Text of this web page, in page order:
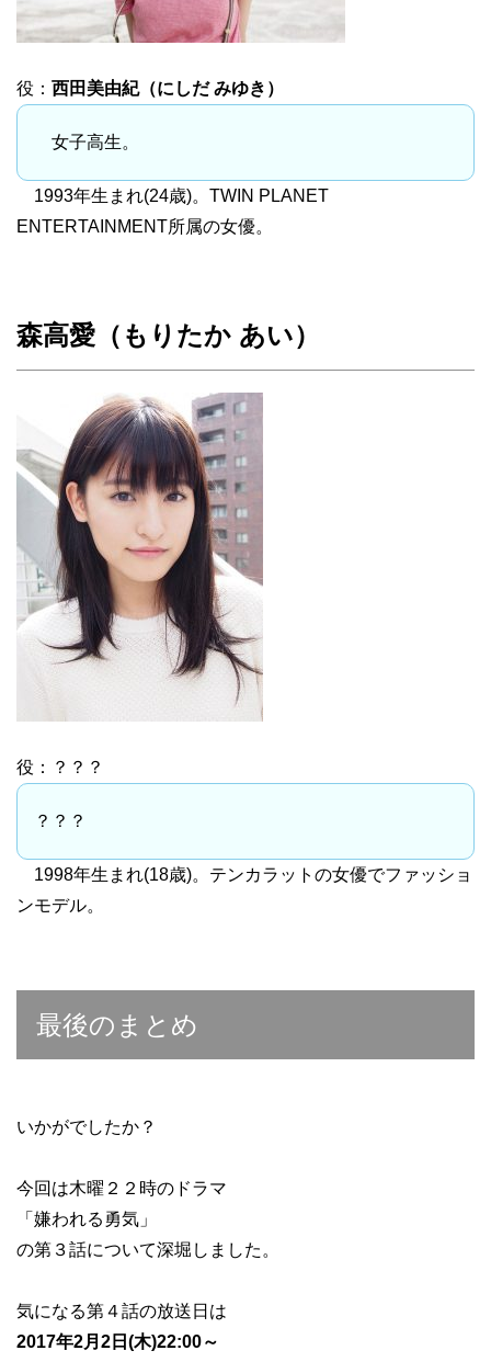
役： 西田美由紀（にしだ みゆき）
女子高生。
1993年生まれ(24歳)。TWIN PLANET
ENTERTAINMENT所属の女優。
森高愛（もりたか あい）
役：？？？
？？？
1998年生まれ(18歳)。テンカラットの女優でファッショ
ンモデル。
最後のまとめ
いかがでしたか？
今回は木曜２２時のドラマ
「嫌われる勇気」
の第３話について深堀しました。
気になる第４話の放送日は
2017年2月2日(木)22:00～